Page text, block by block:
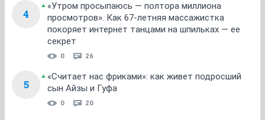
4
«Утром просыпаюсь — полтора миллиона
просмотров». Как 67-летняя массажистка
покоряет интернет танцами на шпильках — ее
секрет
0 26
5
«Считает нас фриками»: как живет подросший
сын Айзы и Гуфа
0 20